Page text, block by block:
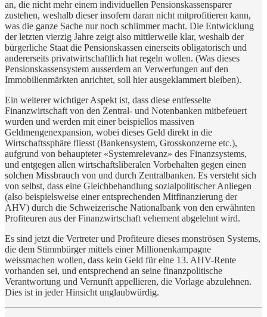
an, die nicht mehr einem individuellen Pensionskassensparer
zustehen, weshalb dieser insofern daran nicht mitprofitieren kann,
was die ganze Sache nur noch schlimmer macht. Die Entwicklung
der letzten vierzig Jahre zeigt also mittlerweile klar, weshalb der
bürgerliche Staat die Pensionskassen einerseits obligatorisch und
andererseits privatwirtschaftlich hat regeln wollen. (Was dieses
Pensionskassensystem ausserdem an Verwerfungen auf den
Immobilienmärkten anrichtet, soll hier ausgeklammert bleiben).
Ein weiterer wichtiger Aspekt ist, dass diese entfesselte
Finanzwirtschaft von den Zentral- und Notenbanken mitbefeuert
wurden und werden mit einer beispiellos massiven
Geldmengenexpansion, wobei dieses Geld direkt in die
Wirtschaftssphäre fliesst (Bankensystem, Grosskonzerne etc.),
aufgrund von behaupteter «Systemrelevanz» des Finanzsystems,
und entgegen allen wirtschaftsliberalen Vorbehalten gegen einen
solchen Missbrauch von und durch Zentralbanken. Es versteht sich
von selbst, dass eine Gleichbehandlung sozialpolitischer Anliegen
(also beispielsweise einer entsprechenden Mitfinanzierung der
AHV) durch die Schweizerische Nationalbank von den erwähnten
Profiteuren aus der Finanzwirtschaft vehement abgelehnt wird.
Es sind jetzt die Vertreter und Profiteure dieses monströsen Systems,
die dem Stimmbürger mittels einer Millionenkampagne
weissmachen wollen, dass kein Geld für eine 13. AHV-Rente
vorhanden sei, und entsprechend an seine finanzpolitische
Verantwortung und Vernunft appellieren, die Vorlage abzulehnen.
Dies ist in jeder Hinsicht unglaubwürdig.